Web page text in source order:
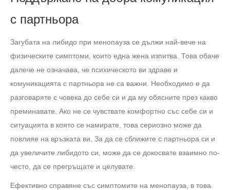
с партньора
Загубата на либидо при менопауза се дължи най-вече на
физическите симптоми, които една жена изпитва. Това обаче
далече не означава, че психическото ви здраве и
комуникацията с партньора не са важни. Необходимо е да
разговаряте с човека до себе си и да му обясните през какво
преминавате. Ако не се чувствате комфортно със себе си и
ситуацията в която се намирате, това сериозно може да
повлияе на връзката ви. За да се сближите с партньора си и
да увеличите либидото си, може да се докосвате взаимно по-
често, да се прегръщате и целувате.
Ефективно справяне със симптомите на менопауза, в това